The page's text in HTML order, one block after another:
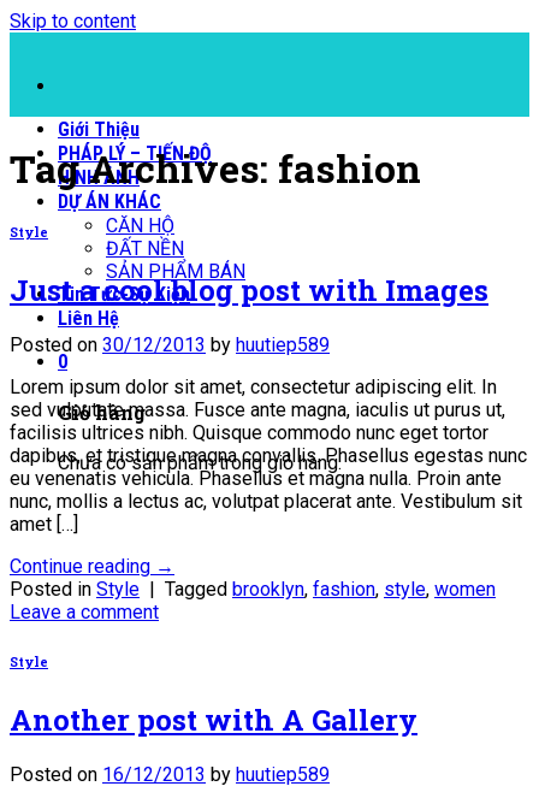
Skip to content
Giới Thiệu
PHÁP LÝ – TIẾN ĐỘ
HÌNH ẢNH
DỰ ÁN KHÁC
CĂN HỘ
ĐẤT NỀN
SẢN PHẨM BÁN
Tin Tức-Sự Kiện
Liên Hệ
0
Giỏ hàng
Chưa có sản phẩm trong giỏ hàng.
Tag Archives: fashion
Style
Just a cool blog post with Images
Posted on 30/12/2013 by huutiep589
Lorem ipsum dolor sit amet, consectetur adipiscing elit. In
sed vulputate massa. Fusce ante magna, iaculis ut purus ut,
facilisis ultrices nibh. Quisque commodo nunc eget tortor
dapibus, et tristique magna convallis. Phasellus egestas nunc
eu venenatis vehicula. Phasellus et magna nulla. Proin ante
nunc, mollis a lectus ac, volutpat placerat ante. Vestibulum sit
amet […]
Continue reading →
Posted in Style Tagged brooklyn, fashion, style, women
Leave a comment
Style
Another post with A Gallery
Posted on 16/12/2013 by huutiep589